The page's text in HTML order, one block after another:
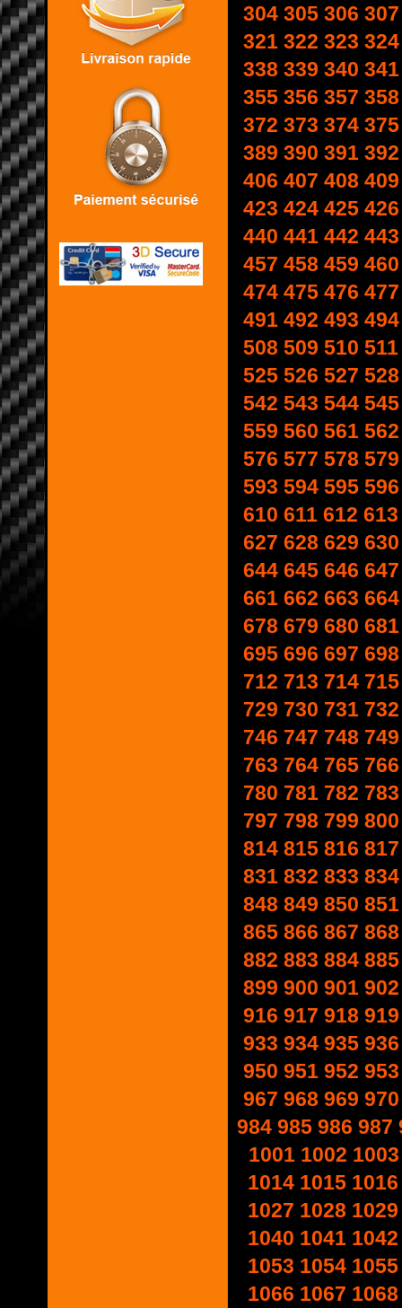
304 305 306 307
321 322 323 324
338 339 340 341
355 356 357 358
372 373 374 375
389 390 391 392
406 407 408 409
423 424 425 426
440 441 442 443
457 458 459 460
474 475 476 477
491 492 493 494
508 509 510 511
525 526 527 528
542 543 544 545
559 560 561 562
576 577 578 579
593 594 595 596
610 611 612 613
627 628 629 630
644 645 646 647
661 662 663 664
678 679 680 681
695 696 697 698
712 713 714 715
729 730 731 732
746 747 748 749
763 764 765 766
780 781 782 783
797 798 799 800
814 815 816 817
831 832 833 834
848 849 850 851
865 866 867 868
882 883 884 885
899 900 901 902
916 917 918 919
933 934 935 936
950 951 952 953
967 968 969 970
984 985 986 987
1001 1002 1003
1014 1015 1016
1027 1028 1029
1040 1041 1042
1053 1054 1055
1066 1067 1068